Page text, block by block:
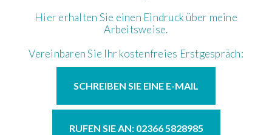
Hier erhalten Sie einen Eindruck über meine
Arbeitsweise.
Vereinbaren Sie Ihr kostenfreies Erstgespräch:
SCHREIBEN SIE EINE E-MAIL
RUFEN SIE AN: 02366 5828985